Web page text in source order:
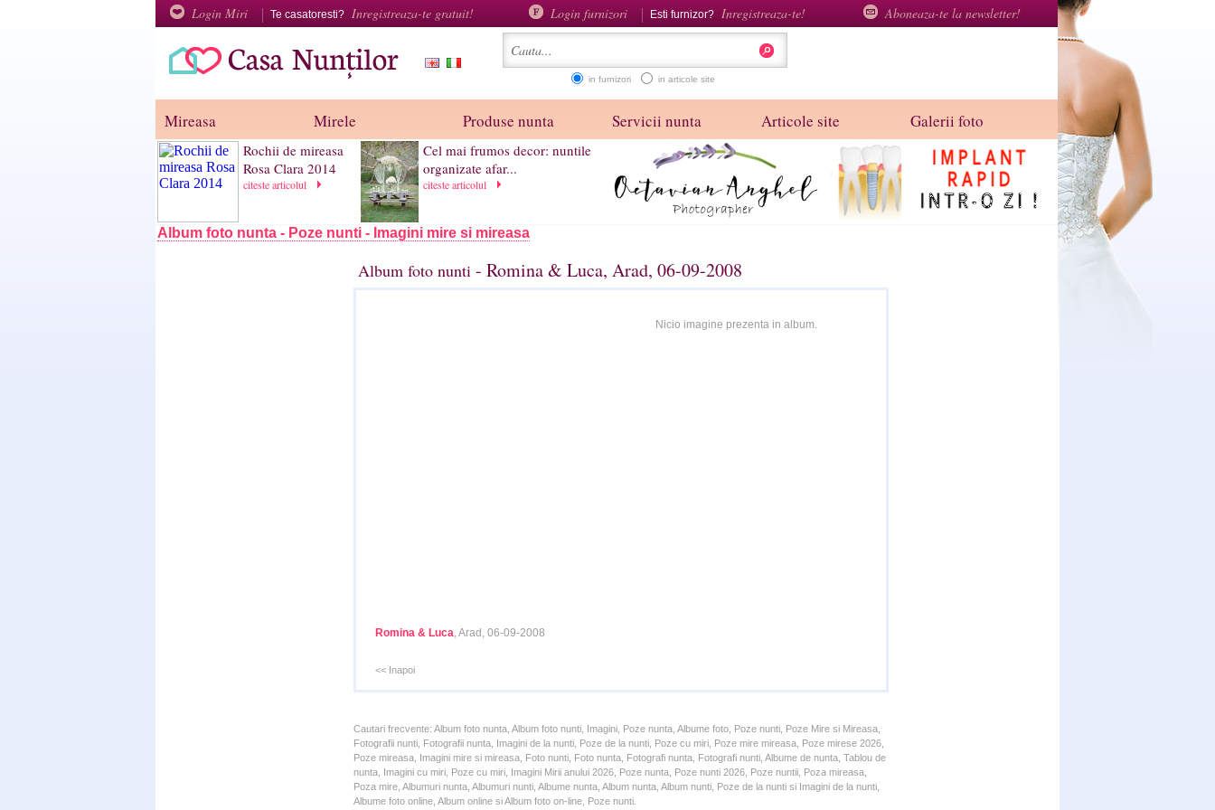
Login Miri Te casatoresti? Inregistreaza-te gratuit! Login furnizori Esti furnizor? Inregistreaza-te! Aboneaza-te la newsletter!
in furnizori in articole site
Mireasa Mirele Produse nunta Servicii nunta Articole site Galerii foto
Rochii de mireasa
Rosa Clara 2014
citeste articolul
Cel mai frumos decor: nuntile
organizate afar...
citeste articolul
Album foto nunta - Poze nunti - Imagini mire si mireasa
Album foto nunti - Romina & Luca, Arad, 06-09-2008
Nicio imagine prezenta in album.
Romina & Luca, Arad, 06-09-2008
<< Inapoi
Cautari frecvente: Album foto nunta, Album foto nunti, Imagini, Poze nunta, Albume foto, Poze nunti, Poze Mire si Mireasa,
Fotografii nunti, Fotografii nunta, Imagini de la nunti, Poze de la nunti, Poze cu miri, Poze mire mireasa, Poze mirese 2026,
Poze mireasa, Imagini mire si mireasa, Foto nunti, Foto nunta, Fotografi nunta, Fotografi nunti, Albume de nunta, Tablou de
nunta, Imagini cu miri, Poze cu miri, Imagini Mirii anului 2026, Poze nunta, Poze nunti 2026, Poze nuntii, Poza mireasa,
Poza mire, Albumuri nunta, Albumuri nunti, Albume nunta, Album nunta, Album nunti, Poze de la nunti si Imagini de la nunti,
Albume foto online, Album online si Album foto on-line, Poze nunti.